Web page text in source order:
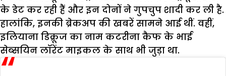
के डेट कर रही हैं और इन दोनों ने गुपचुप शादी कर ली है.
हालांकि, इनकी ब्रेकअप की खबरें सामने आई थीं. वहीं,
इलियाना डिक्रूज का नाम कटरीना कैफ के भाई
सेब्सयिन लॉरेंट माइकल के साथ भी जुड़ा था.